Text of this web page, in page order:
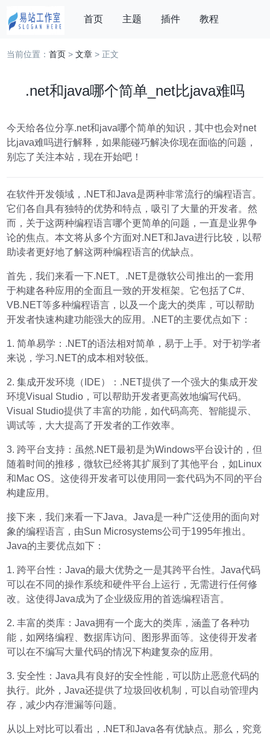
首页 主题 插件 教程
我的订单
当前位置：首页 >文章 > 正文
.net和java哪个简单_net比java难吗
今天给各位分享.net和java哪个简单的知识，其中也会对net
比java难吗进行解释，如果能碰巧解决你现在面临的问题，
别忘了关注本站，现在开始吧！
在软件开发领域，.NET和Java是两种非常流行的编程语言。
它们各自具有独特的优势和特点，吸引了大量的开发者。然
而，关于这两种编程语言哪个更简单的问题，一直是业界争
论的焦点。本文将从多个方面对.NET和Java进行比较，以帮
助读者更好地了解这两种编程语言的优缺点。
首先，我们来看一下.NET。.NET是微软公司推出的一套用
于构建各种应用的全面且一致的开发框架。它包括了C#、
VB.NET等多种编程语言，以及一个庞大的类库，可以帮助
开发者快速构建功能强大的应用。.NET的主要优点如下：
1. 简单易学：.NET的语法相对简单，易于上手。对于初学者
来说，学习.NET的成本相对较低。
2. 集成开发环境（IDE）：.NET提供了一个强大的集成开发
环境Visual Studio，可以帮助开发者更高效地编写代码。
Visual Studio提供了丰富的功能，如代码高亮、智能提示、
调试等，大大提高了开发者的工作效率。
3. 跨平台支持：虽然.NET最初是为Windows平台设计的，但
随着时间的推移，微软已经将其扩展到了其他平台，如Linux
和Mac OS。这使得开发者可以使用同一套代码为不同的平台
构建应用。
接下来，我们来看一下Java。Java是一种广泛使用的面向对
象的编程语言，由Sun Microsystems公司于1995年推出。
Java的主要优点如下：
1. 跨平台性：Java的最大优势之一是其跨平台性。Java代码
可以在不同的操作系统和硬件平台上运行，无需进行任何修
改。这使得Java成为了企业级应用的首选编程语言。
2. 丰富的类库：Java拥有一个庞大的类库，涵盖了各种功
能，如网络编程、数据库访问、图形界面等。这使得开发者
可以在不编写大量代码的情况下构建复杂的应用。
3. 安全性：Java具有良好的安全性能，可以防止恶意代码的
执行。此外，Java还提供了垃圾回收机制，可以自动管理内
存，减少内存泄漏等问题。
从以上对比可以看出，.NET和Java各有优缺点。那么，究竟